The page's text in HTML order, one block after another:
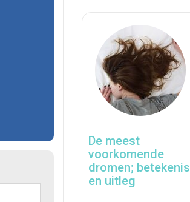
De meest
voorkomende
dromen; betekenis
en uitleg